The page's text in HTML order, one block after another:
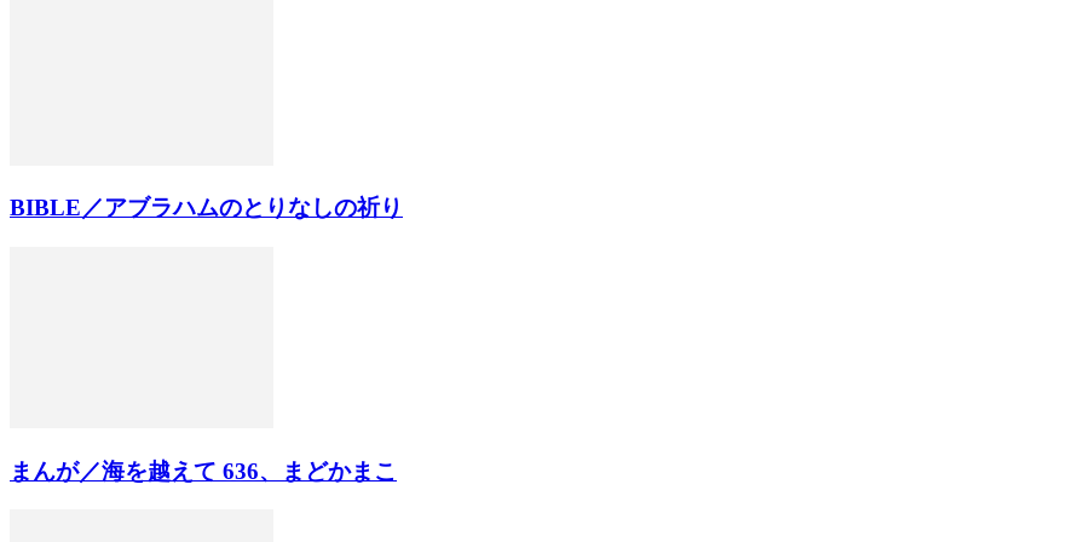
BIBLE／アブラハムのとりなしの祈り
まんが／海を越えて 636、まどかまこ